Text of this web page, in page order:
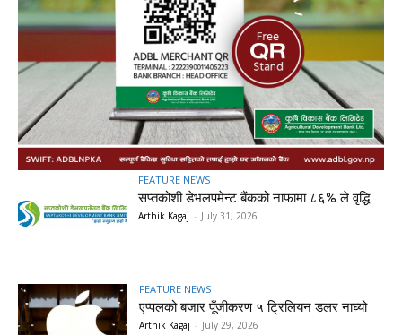
FEATURE NEWS
सप्तकोशी डेभलपमेन्ट बैंकको नाफामा ८६% ले वृद्धि
Arthik Kagaj - July 31, 2026
FEATURE NEWS
एप्पलको बजार पूँजीकरण ५ ट्रिलियन डलर नाघ्यो
Arthik Kagaj - July 29, 2026